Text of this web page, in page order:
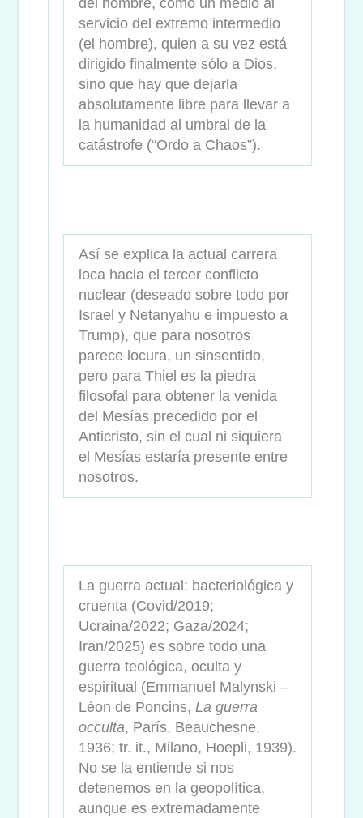
del hombre, como un medio al
servicio del extremo intermedio
(el hombre), quien a su vez está
dirigido finalmente sólo a Dios,
sino que hay que dejarla
absolutamente libre para llevar a
la humanidad al umbral de la
catástrofe (“Ordo a Chaos”).
Así se explica la actual carrera
loca hacia el tercer conflicto
nuclear (deseado sobre todo por
Israel y Netanyahu e impuesto a
Trump), que para nosotros
parece locura, un sinsentido,
pero para Thiel es la piedra
filosofal para obtener la venida
del Mesías precedido por el
Anticristo, sin el cual ni siquiera
el Mesías estaría presente entre
nosotros.
La guerra actual: bacteriológica y
cruenta (Covid/2019;
Ucraina/2022; Gaza/2024;
Iran/2025) es sobre todo una
guerra teológica, oculta y
espiritual (Emmanuel Malynski –
Léon de Poncins, La guerra
occulta, París, Beauchesne,
1936; tr. it., Milano, Hoepli, 1939).
No se la entiende si nos
detenemos en la geopolítica,
aunque es extremadamente